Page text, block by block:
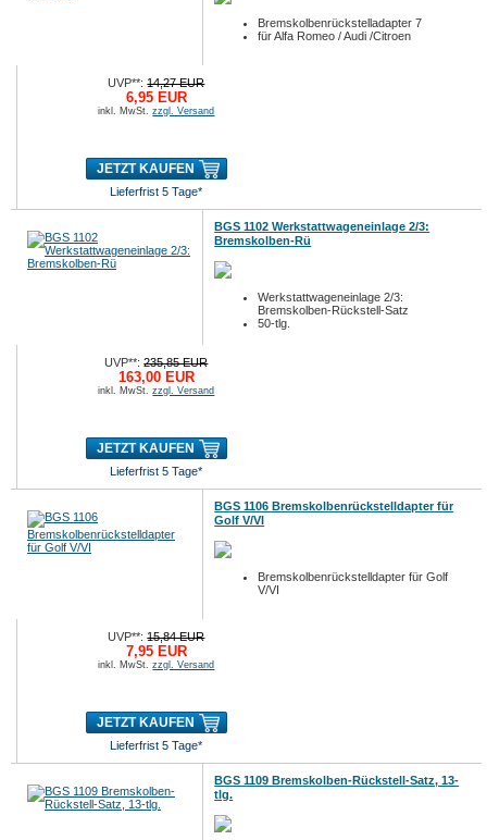
Bremskolbenrückstelladapter 7
für Alfa Romeo / Audi /Citroen
UVP**:14,27 EUR
6,95 EUR
inkl. MwSt.zzgl. Versand
JETZT KAUFEN
Lieferfrist 5 Tage*
BGS 1102 Werkstattwageneinlage 2/3:
Bremskolben-Rü
Werkstattwageneinlage 2/3:
Bremskolben-Rückstell-Satz
50-tlg.
UVP**:235,85 EUR
163,00 EUR
inkl. MwSt.zzgl. Versand
JETZT KAUFEN
Lieferfrist 5 Tage*
BGS 1106 Bremskolbenrückstelldapter für
Golf V/VI
Bremskolbenrückstelldapter für Golf
V/VI
UVP**:15,84 EUR
7,95 EUR
inkl. MwSt.zzgl. Versand
JETZT KAUFEN
Lieferfrist 5 Tage*
BGS 1109 Bremskolben-Rückstell-Satz, 13-
tlg.